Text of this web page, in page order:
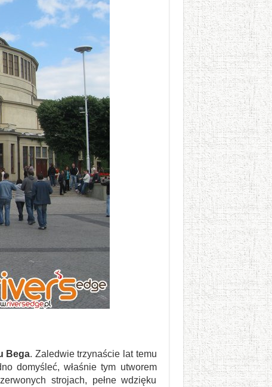
Bega. Zaledwie trzynaście lat temu
domyśleć, właśnie tym utworem
strojach, pełne wdzięku